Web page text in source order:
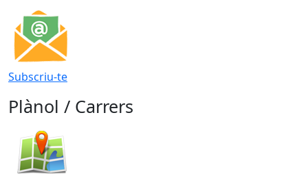
Subscriu-te
Plànol / Carrers